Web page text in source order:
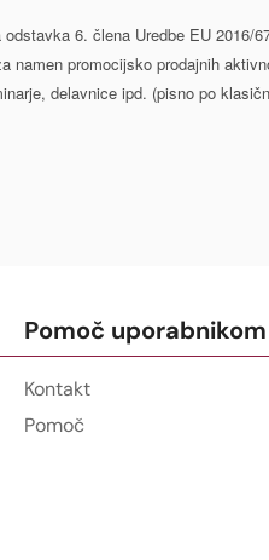
6. člena Uredbe EU
namen promocijsko prodajnih
delavnice ipd. (pisno po
Pomoč uporabnikom
Kontakt
Pomoč